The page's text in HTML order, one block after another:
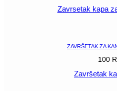
Zavrsetak kapa
ZAVRŠETAK ZA
100
Završetak